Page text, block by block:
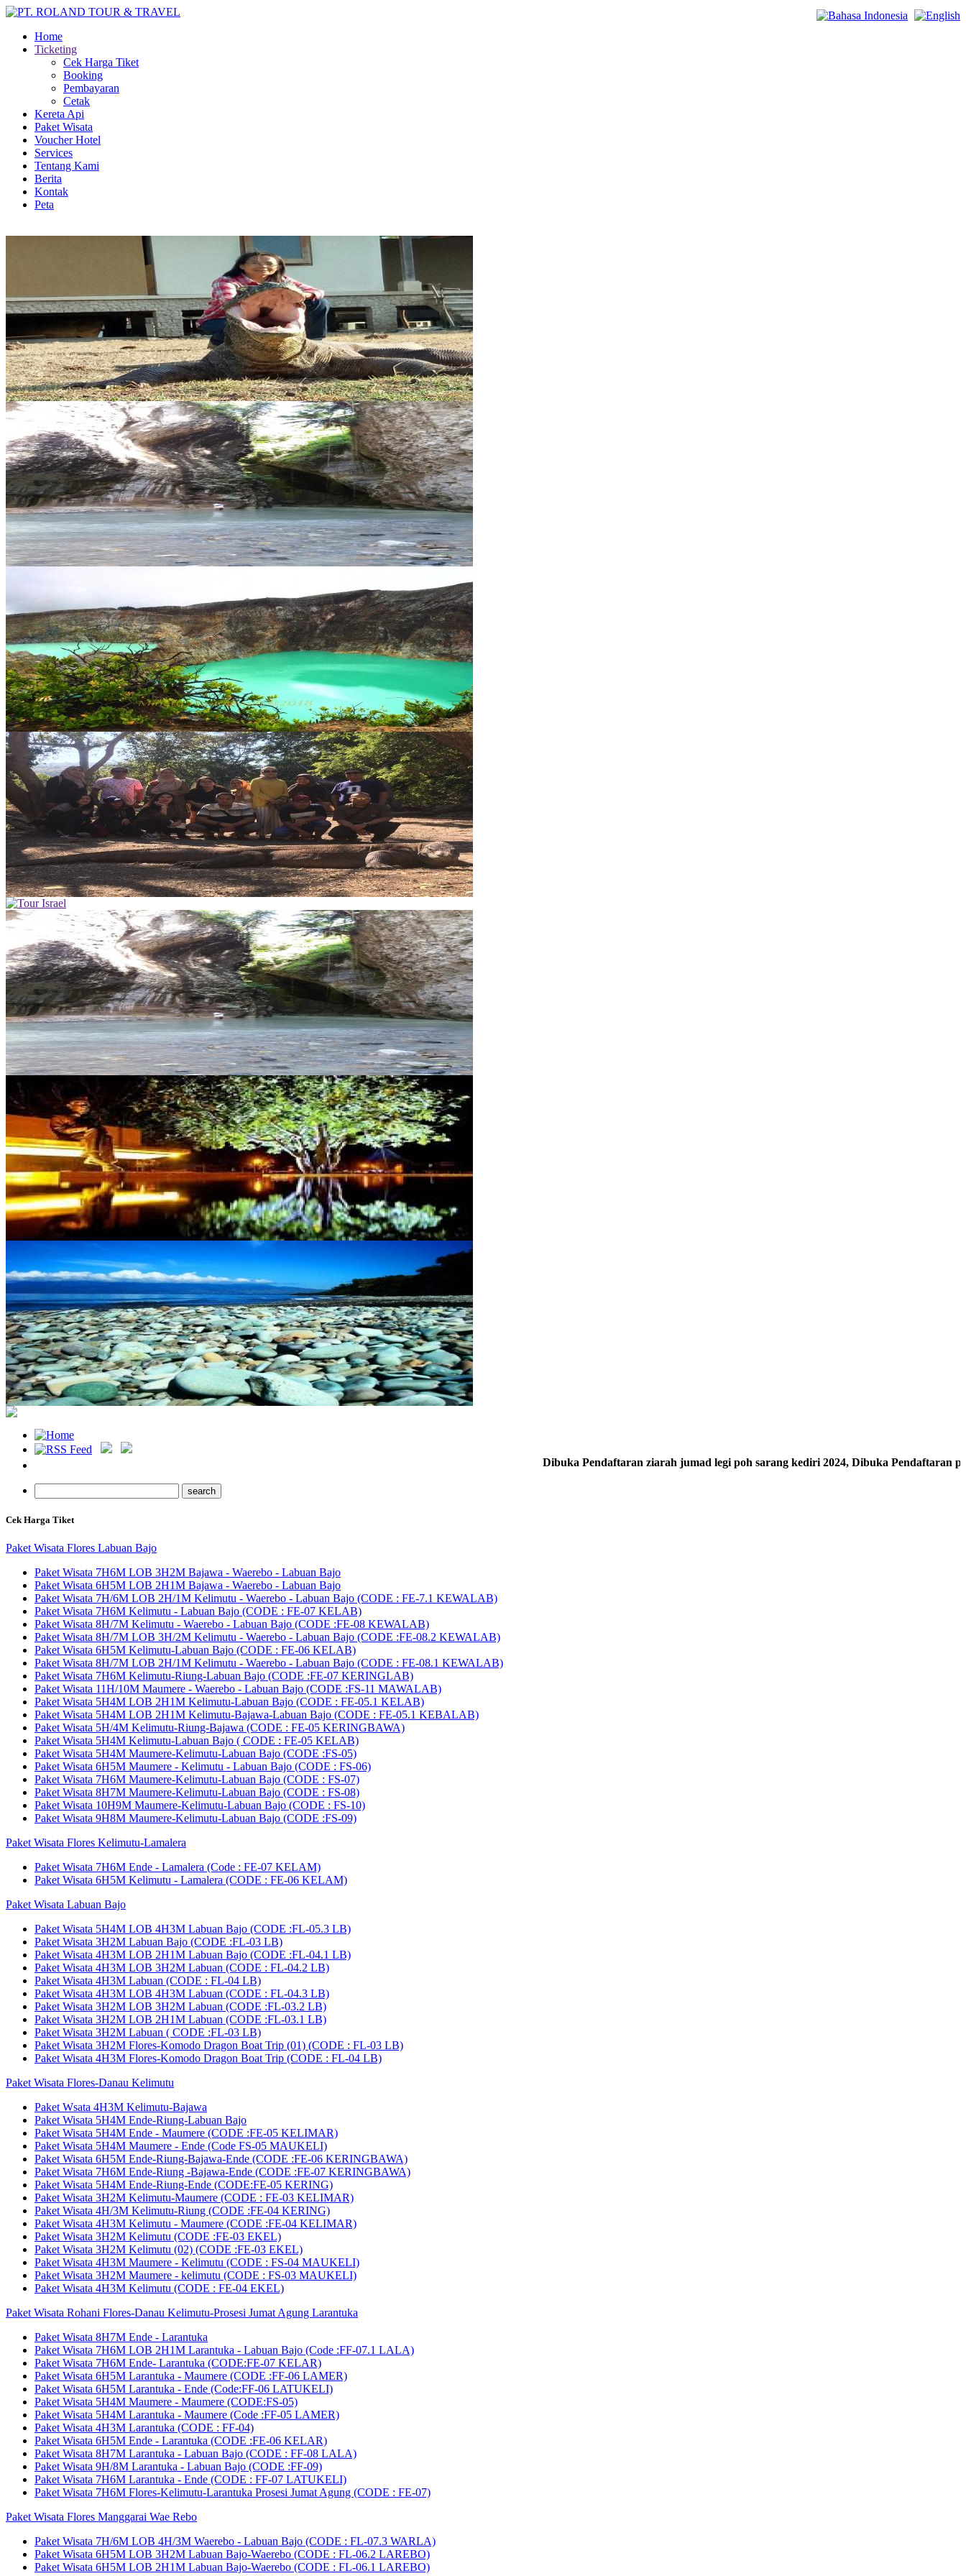
Home
Ticketing
Cek Harga Tiket
Booking
Pembayaran
Cetak
Kereta Api
Paket Wisata
Voucher Hotel
Services
Tentang Kami
Berita
Kontak
Peta
Dibuka Pendaftaran ziarah jumad legi poh sarang kediri 2024, Dibuka Pendaftaran paket wisata
Cek Harga Tiket
Paket Wisata Flores Labuan Bajo
Paket Wisata 7H6M LOB 3H2M Bajawa - Waerebo - Labuan Bajo
Paket Wisata 6H5M LOB 2H1M Bajawa - Waerebo - Labuan Bajo
Paket Wisata 7H/6M LOB 2H/1M Kelimutu - Waerebo - Labuan Bajo (CODE : FE-7.1 KEWALAB)
Paket Wisata 7H6M Kelimutu - Labuan Bajo (CODE : FE-07 KELAB)
Paket Wisata 8H/7M Kelimutu - Waerebo - Labuan Bajo (CODE :FE-08 KEWALAB)
Paket Wisata 8H/7M LOB 3H/2M Kelimutu - Waerebo - Labuan Bajo (CODE :FE-08.2 KEWALAB)
Paket Wisata 6H5M Kelimutu-Labuan Bajo (CODE : FE-06 KELAB)
Paket Wisata 8H/7M LOB 2H/1M Kelimutu - Waerebo - Labuan Bajo (CODE : FE-08.1 KEWALAB)
Paket Wisata 7H6M Kelimutu-Riung-Labuan Bajo (CODE :FE-07 KERINGLAB)
Paket Wisata 11H/10M Maumere - Waerebo - Labuan Bajo (CODE :FS-11 MAWALAB)
Paket Wisata 5H4M LOB 2H1M Kelimutu-Labuan Bajo (CODE : FE-05.1 KELAB)
Paket Wisata 5H4M LOB 2H1M Kelimutu-Bajawa-Labuan Bajo (CODE : FE-05.1 KEBALAB)
Paket Wisata 5H/4M Kelimutu-Riung-Bajawa (CODE : FE-05 KERINGBAWA)
Paket Wisata 5H4M Kelimutu-Labuan Bajo ( CODE : FE-05 KELAB)
Paket Wisata 5H4M Maumere-Kelimutu-Labuan Bajo (CODE :FS-05)
Paket Wisata 6H5M Maumere - Kelimutu - Labuan Bajo (CODE : FS-06)
Paket Wisata 7H6M Maumere-Kelimutu-Labuan Bajo (CODE : FS-07)
Paket Wisata 8H7M Maumere-Kelimutu-Labuan Bajo (CODE : FS-08)
Paket Wisata 10H9M Maumere-Kelimutu-Labuan Bajo (CODE : FS-10)
Paket Wisata 9H8M Maumere-Kelimutu-Labuan Bajo (CODE :FS-09)
Paket Wisata Flores Kelimutu-Lamalera
Paket Wisata 7H6M Ende - Lamalera (Code : FE-07 KELAM)
Paket Wisata 6H5M Kelimutu - Lamalera (CODE : FE-06 KELAM)
Paket Wisata Labuan Bajo
Paket Wisata 5H4M LOB 4H3M Labuan Bajo (CODE :FL-05.3 LB)
Paket Wisata 3H2M Labuan Bajo (CODE :FL-03 LB)
Paket Wisata 4H3M LOB 2H1M Labuan Bajo (CODE :FL-04.1 LB)
Paket Wisata 4H3M LOB 3H2M Labuan (CODE : FL-04.2 LB)
Paket Wisata 4H3M Labuan (CODE : FL-04 LB)
Paket Wisata 4H3M LOB 4H3M Labuan (CODE : FL-04.3 LB)
Paket Wisata 3H2M LOB 3H2M Labuan (CODE :FL-03.2 LB)
Paket Wisata 3H2M LOB 2H1M Labuan (CODE :FL-03.1 LB)
Paket Wisata 3H2M Labuan ( CODE :FL-03 LB)
Paket Wisata 3H2M Flores-Komodo Dragon Boat Trip (01) (CODE : FL-03 LB)
Paket Wisata 4H3M Flores-Komodo Dragon Boat Trip (CODE : FL-04 LB)
Paket Wisata Flores-Danau Kelimutu
Paket Wsata 4H3M Kelimutu-Bajawa
Paket Wisata 5H4M Ende-Riung-Labuan Bajo
Paket Wisata 5H4M Ende - Maumere (CODE :FE-05 KELIMAR)
Paket Wisata 5H4M Maumere - Ende (Code FS-05 MAUKELI)
Paket Wisata 6H5M Ende-Riung-Bajawa-Ende (CODE :FE-06 KERINGBAWA)
Paket Wisata 7H6M Ende-Riung -Bajawa-Ende (CODE :FE-07 KERINGBAWA)
Paket Wisata 5H4M Ende-Riung-Ende (CODE:FE-05 KERING)
Paket Wisata 3H2M Kelimutu-Maumere (CODE : FE-03 KELIMAR)
Paket Wisata 4H/3M Kelimutu-Riung (CODE :FE-04 KERING)
Paket Wisata 4H3M Kelimutu - Maumere (CODE :FE-04 KELIMAR)
Paket Wisata 3H2M Kelimutu (CODE :FE-03 EKEL)
Paket Wisata 3H2M Kelimutu (02) (CODE :FE-03 EKEL)
Paket Wisata 4H3M Maumere - Kelimutu (CODE : FS-04 MAUKELI)
Paket Wisata 3H2M Maumere - kelimutu (CODE : FS-03 MAUKELI)
Paket Wisata 4H3M Kelimutu (CODE : FE-04 EKEL)
Paket Wisata Rohani Flores-Danau Kelimutu-Prosesi Jumat Agung Larantuka
Paket Wisata 8H7M Ende - Larantuka
Paket Wisata 7H6M LOB 2H1M Larantuka - Labuan Bajo (Code :FF-07.1 LALA)
Paket Wisata 7H6M Ende- Larantuka (CODE:FE-07 KELAR)
Paket Wisata 6H5M Larantuka - Maumere (CODE :FF-06 LAMER)
Paket Wisata 6H5M Larantuka - Ende (Code:FF-06 LATUKELI)
Paket Wisata 5H4M Maumere - Maumere (CODE:FS-05)
Paket Wisata 5H4M Larantuka - Maumere (Code :FF-05 LAMER)
Paket Wisata 4H3M Larantuka (CODE : FF-04)
Paket Wisata 6H5M Ende - Larantuka (CODE :FE-06 KELAR)
Paket Wisata 8H7M Larantuka - Labuan Bajo (CODE : FF-08 LALA)
Paket Wisata 9H/8M Larantuka - Labuan Bajo (CODE :FF-09)
Paket Wisata 7H6M Larantuka - Ende (CODE : FF-07 LATUKELI)
Paket Wisata 7H6M Flores-Kelimutu-Larantuka Prosesi Jumat Agung (CODE : FE-07)
Paket Wisata Flores Manggarai Wae Rebo
Paket Wisata 7H/6M LOB 4H/3M Waerebo - Labuan Bajo (CODE : FL-07.3 WARLA)
Paket Wisata 6H5M LOB 3H2M Labuan Bajo-Waerebo (CODE : FL-06.2 LAREBO)
Paket Wisata 6H5M LOB 2H1M Labuan Bajo-Waerebo (CODE : FL-06.1 LAREBO)